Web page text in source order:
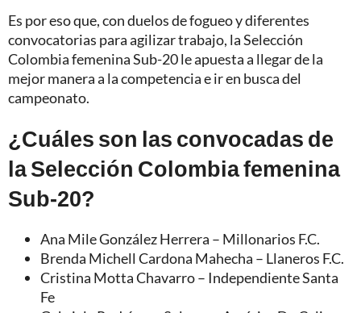
Es por eso que, con duelos de fogueo y diferentes
convocatorias para agilizar trabajo, la Selección
Colombia femenina Sub-20 le apuesta a llegar de la
mejor manera a la competencia e ir en busca del
campeonato.
¿Cuáles son las convocadas de
la Selección Colombia femenina
Sub-20?
Ana Mile González Herrera – Millonarios F.C.
Brenda Michell Cardona Mahecha – Llaneros F.C.
Cristina Motta Chavarro – Independiente Santa
Fe